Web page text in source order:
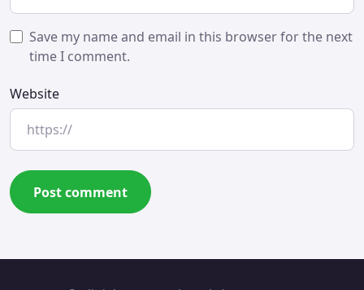
Save my name and email in this browser for the next
time I comment.
Website